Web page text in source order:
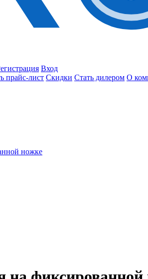
Вход
прайс-лист Скидки Стать дилером О
ножке